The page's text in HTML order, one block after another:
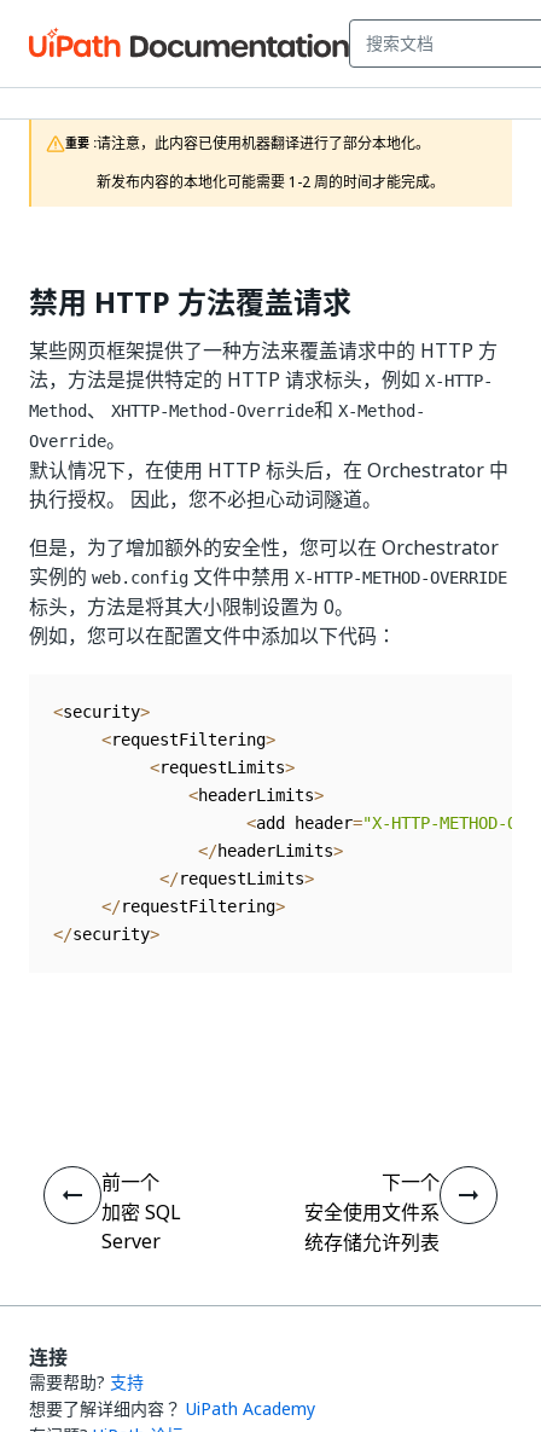
重要 :请注意，此内容已使用机器翻译进行了部分本地化。
新发布内容的本地化可能需要 1-2 周的时间才能完成。
禁用 HTTP 方法覆盖请求
某些网页框架提供了一种方法来覆盖请求中的 HTTP 方
法，方法是提供特定的 HTTP 请求标头，例如 X-HTTP-
Method、 XHTTP-Method-Override和 X-Method-
Override。
默认情况下，在使用 HTTP 标头后，在 Orchestrator 中
执行授权。 因此，您不必担心动词隧道。
但是，为了增加额外的安全性，您可以在 Orchestrator
实例的 web.config 文件中禁用 X-HTTP-METHOD-OVERRIDE
标头，方法是将其大小限制设置为 0。
例如，您可以在配置文件中添加以下代码：
<security>
<requestFiltering>
<requestLimits>
<headerLimits>
<add header="X-HTTP-METHOD-
</headerLimits>
</requestLimits>
</requestFiltering>
</security>
前一个
加密 SQL
Server
下一个
安全使用文件系
统存储允许列表
连接
需要帮助? 支持
想要了解详细内容？ UiPath Academy